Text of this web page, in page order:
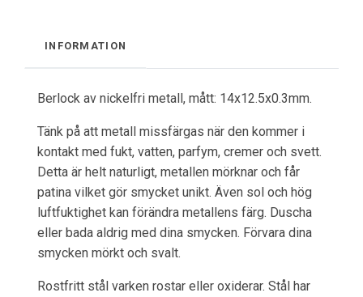
INFORMATION
Berlock av nickelfri metall, mått: 14x12.5x0.3mm.
Tänk på att metall missfärgas när den kommer i
kontakt med fukt, vatten, parfym, cremer och svett.
Detta är helt naturligt, metallen mörknar och får
patina vilket gör smycket unikt. Även sol och hög
luftfuktighet kan förändra metallens färg. Duscha
eller bada aldrig med dina smycken. Förvara dina
smycken mörkt och svalt.
Rostfritt stål varken rostar eller oxiderar. Stål har